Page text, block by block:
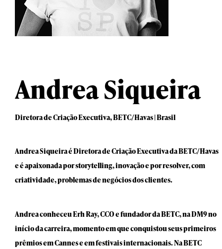
Andrea Siqueira
Diretora de Criação Executiva, BETC/Havas | Brasil
Andrea Siqueira é Diretora de Criação Executiva da BETC/Havas
e é apaixonada por storytelling, inovação e por resolver, com
criatividade, problemas de negócios dos clientes.
Andrea conheceu Erh Ray, CCO e fundador da BETC, na DM9 no
início da carreira, momento em que conquistou seus primeiros
prêmios em Cannes e em festivais internacionais. Na BETC